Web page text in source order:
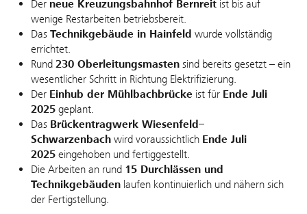
Der neue Kreuzungsbahnhof Bernreit ist bis auf
wenige Restarbeiten betriebsbereit.
Das Technikgebäude in Hainfeld wurde vollständig
errichtet.
Rund 230 Oberleitungsmasten sind bereits gesetzt – ein
wesentlicher Schritt in Richtung Elektrifizierung.
Der Einhub der Mühlbachbrücke ist für Ende Juli
2025 geplant.
Das Brückentragwerk Wiesenfeld–
Schwarzenbach wird voraussichtlich Ende Juli
2025 eingehoben und fertiggestellt.
Die Arbeiten an rund 15 Durchlässen und
Technikgebäuden laufen kontinuierlich und nähern sich
der Fertigstellung.